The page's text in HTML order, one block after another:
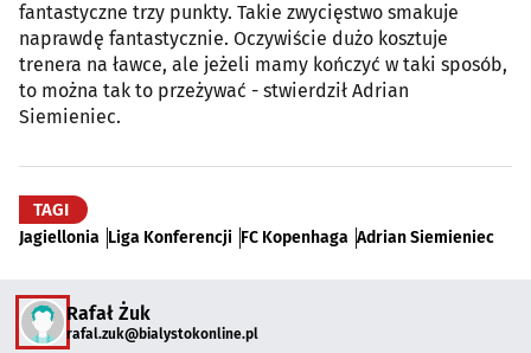
fantastyczne trzy punkty. Takie zwycięstwo smakuje
naprawdę fantastycznie. Oczywiście dużo kosztuje
trenera na ławce, ale jeżeli mamy kończyć w taki sposób,
to można tak to przeżywać - stwierdził Adrian
Siemieniec.
TAGI
Jagiellonia Liga Konferencji FC Kopenhaga Adrian Siemieniec
Rafał Żuk
rafal.zuk@bialystokonline.pl